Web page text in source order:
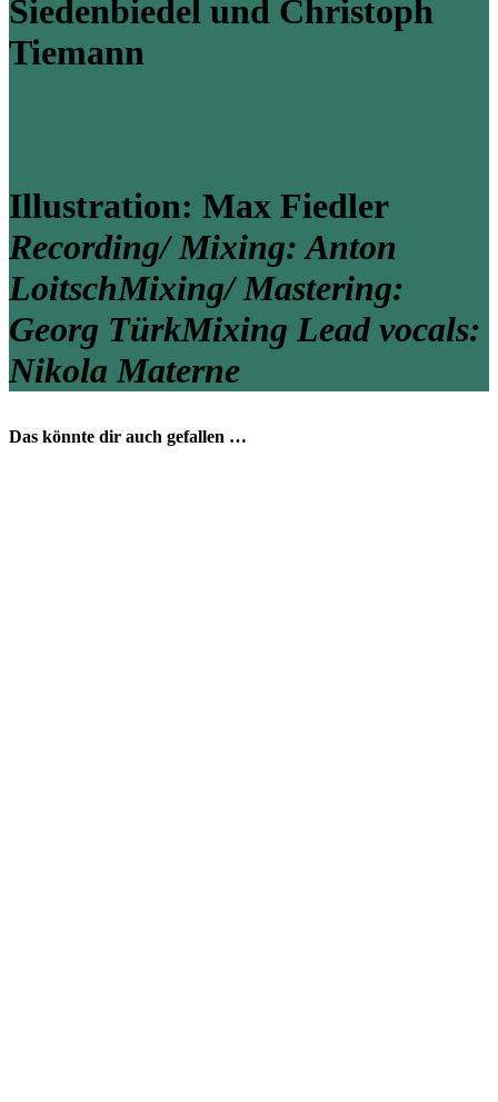
Siedenbiedel und Christoph
Tiemann
Illustration: Max Fiedler
Recording/ Mixing: Anton
LoitschMixing/ Mastering:
Georg TürkMixing Lead vocals:
Nikola Materne
Das könnte dir auch gefallen …